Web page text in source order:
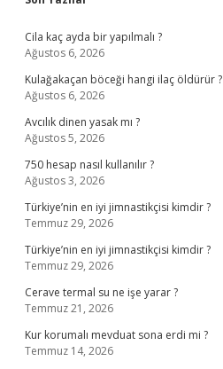
Sidebar
Cila kaç ayda bir yapılmalı ?
Ağustos 6, 2026
Kulağakaçan böceği hangi ilaç öldürür ?
Ağustos 6, 2026
Avcılık dinen yasak mı ?
Ağustos 5, 2026
750 hesap nasıl kullanılır ?
Ağustos 3, 2026
Türkiye’nin en iyi jimnastikçisi kimdir ?
Temmuz 29, 2026
Türkiye’nin en iyi jimnastikçisi kimdir ?
Temmuz 29, 2026
Cerave termal su ne işe yarar ?
Temmuz 21, 2026
Kur korumalı mevduat sona erdi mi ?
Temmuz 14, 2026